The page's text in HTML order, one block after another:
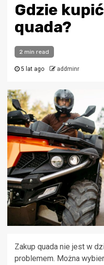
Gdzie
quada?
2 min read
5 lat ago addminr
Zakup quada nie jest w
problemem. Można